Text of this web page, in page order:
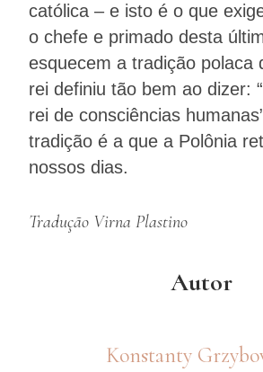
católica – e isto é o que
o chefe e primado desta
esquecem a tradição polaca
rei definiu tão bem ao dizer:
rei de consciências
tradição é a que a Polônia
nossos dias.
Tradução Virna Plastino
Autor
Konstanty